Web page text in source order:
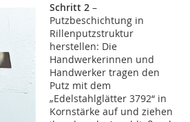
Schritt 2 –
Putzbeschichtung in
Rillenputzstruktur
herstellen: Die
Handwerkerinnen und
Handwerker tragen den
Putz mit dem
„Edelstahlglätter 3792“ in
Kornstärke auf und ziehen